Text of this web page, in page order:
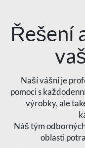
Řešení
Naší vášní je
pomoci s
výrobky, ale
Náš tým
oblasti